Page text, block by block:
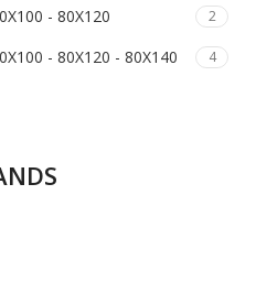
- 80Χ120 2
- 80Χ120 - 80Χ140 4